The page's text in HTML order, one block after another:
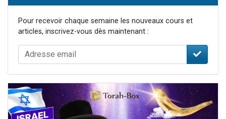
Pour recevoir chaque semaine les nouveaux cours et
articles, inscrivez-vous dès maintenant :